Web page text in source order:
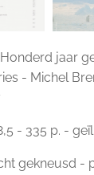
jaar
- Michel
- 335 p. -
gekneusd -